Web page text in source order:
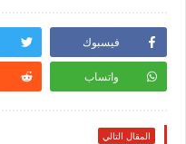
فيسبوك
واتساب
المقال التالي